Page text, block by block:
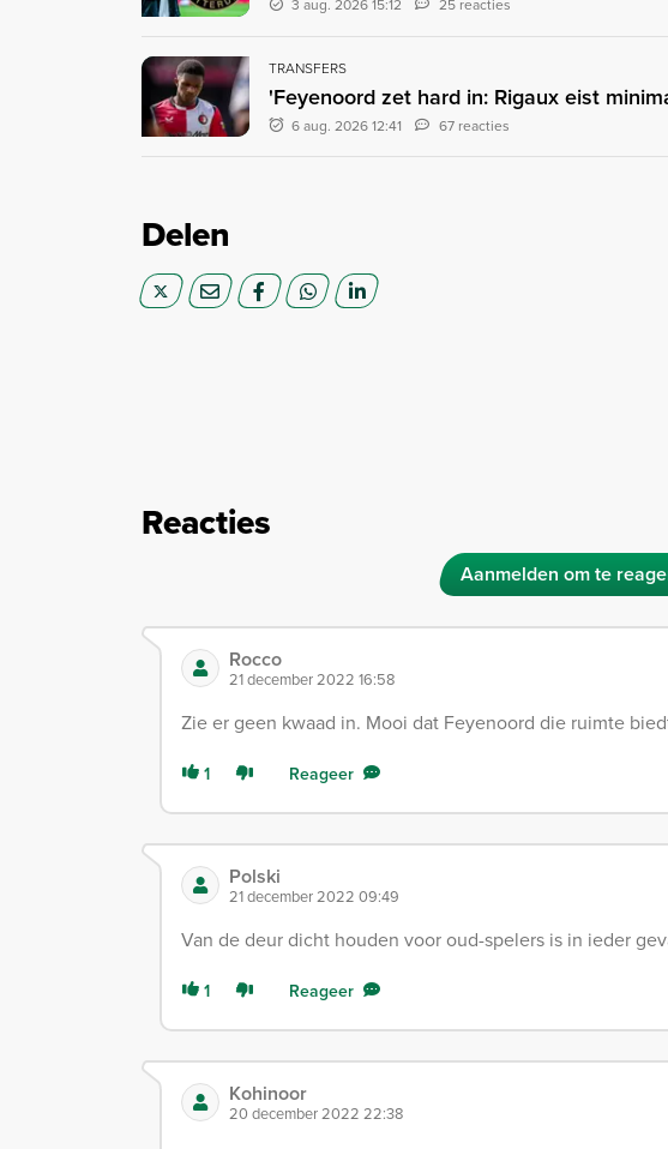
3 aug. 2026 15:12 25 reacties
TRANSFERS
'Feyenoord zet hard in: Rigaux eist
6 aug. 2026 12:41 67 reacties
Delen
Reacties
Aanmelden om te
Rocco
21 december 2022 16:58
Zie er geen kwaad in. Mooi dat Feyenoord die ruimte
1 Reageer
Polski
21 december 2022 09:49
Van de deur dicht houden voor oud-spelers is in ieder
1 Reageer
Kohinoor
20 december 2022 22:38